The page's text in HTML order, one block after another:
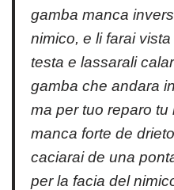
gamba manca
nimico, e li farai
testa e lassarali
gamba che andara
ma per tuo reparo
manca forte de
caciarai de una
per la facia del